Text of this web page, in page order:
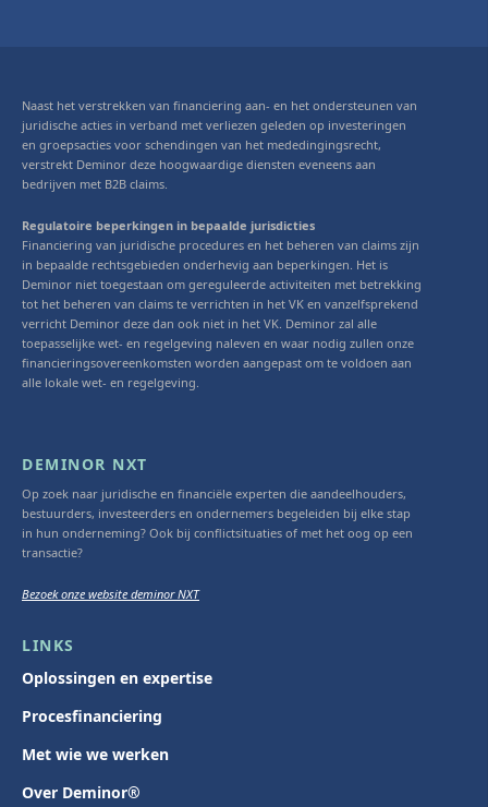
Naast het verstrekken van financiering aan- en het ondersteunen van
juridische acties in verband met verliezen geleden op investeringen
en groepsacties voor schendingen van het mededingingsrecht,
verstrekt Deminor deze hoogwaardige diensten eveneens aan
bedrijven met B2B claims.
Regulatoire beperkingen in bepaalde jurisdicties
Financiering van juridische procedures en het beheren van claims zijn
in bepaalde rechtsgebieden onderhevig aan beperkingen. Het is
Deminor niet toegestaan om gereguleerde activiteiten met betrekking
tot het beheren van claims te verrichten in het VK en vanzelfsprekend
verricht Deminor deze dan ook niet in het VK. Deminor zal alle
toepasselijke wet- en regelgeving naleven en waar nodig zullen onze
financieringsovereenkomsten worden aangepast om te voldoen aan
alle lokale wet- en regelgeving.
DEMINOR NXT
Op zoek naar juridische en financiële experten die aandeelhouders,
bestuurders, investeerders en ondernemers begeleiden bij elke stap
in hun onderneming? Ook bij conflictsituaties of met het oog op een
transactie?
Bezoek onze website deminor NXT
LINKS
Oplossingen en expertise
Procesfinanciering
Met wie we werken
Over Deminor®